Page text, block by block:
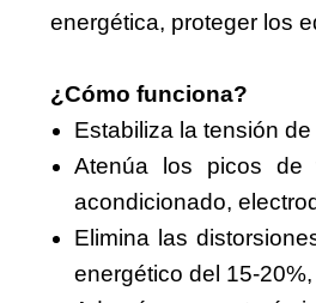
energética, proteger los
¿Cómo funciona?
Estabiliza la tensión
Atenúa los picos de
acondicionado,
Elimina las
energético del 15-